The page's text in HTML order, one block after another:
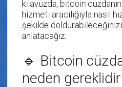
kılavuzda, bitcoin
hizmeti aracılığıyla nasıl
şekilde doldurabileceğinizi
anlatacağız.
🔹 Bitcoin
neden gereklidir